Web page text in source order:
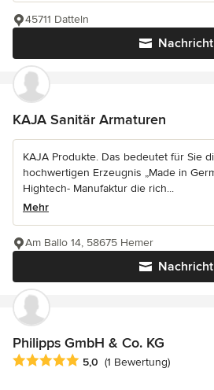
Nachricht
45711 Datteln
KAJA Sanitär Armaturen
KAJA Produkte. Das bedeutet für Sie
hochwertigen Erzeugnis „Made in
Hightech- Manufaktur die rich...
Mehr
Nachricht
Am Ballo 14, 58675 Hemer
Philipps GmbH & Co. KG
Durchschnittliche Bewertung: 5 von
5,0 (1 Bewertung)